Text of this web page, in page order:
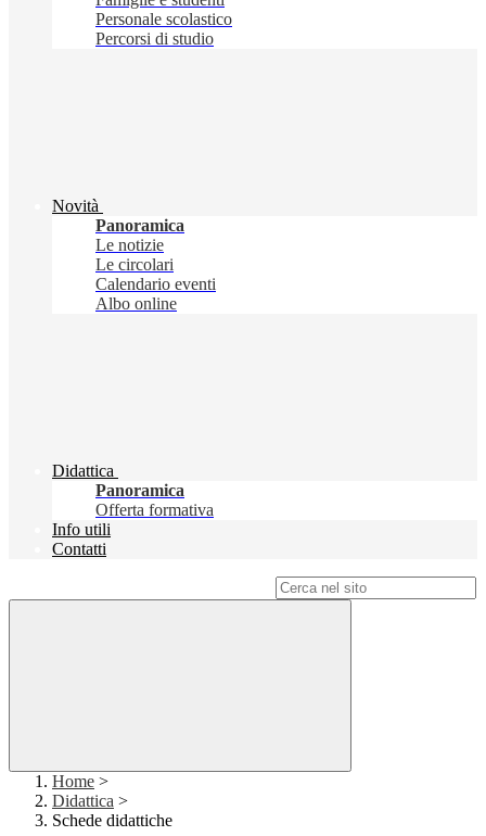
Personale scolastico
Percorsi di studio
Novità
Panoramica
Le notizie
Le circolari
Calendario eventi
Albo online
Didattica
Panoramica
Offerta formativa
Info utili
Contatti
Home >
Didattica >
Schede didattiche